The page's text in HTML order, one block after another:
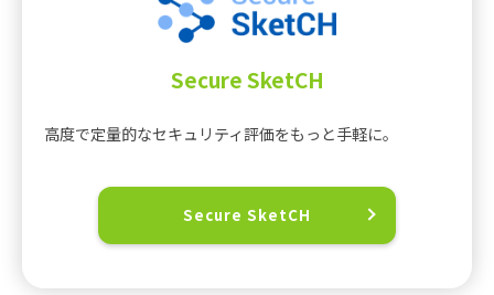
Secure SketCH
高度で定量的なセキュリティ評価をもっと手軽に。
Secure SketCH